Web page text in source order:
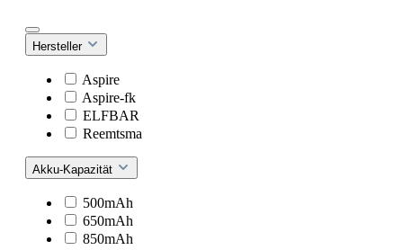
Hersteller
Aspire
Aspire-fk
ELFBAR
Reemtsma
Akku-Kapazität
500mAh
650mAh
850mAh